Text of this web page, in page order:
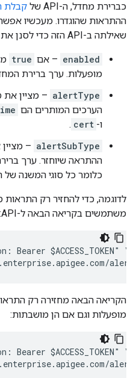
כברירת מחדל, ה-API של קבלת
ההתראות שהוגדרו. מעכשיו
שאילתה ב-API הזה כדי לסנן את התוצאות:
enabled – אם true
מופעלות. ערך ברירת
alertType – מציין את
הערכים המותרים הם
ו- cert
.
alertSubType
–
ההתראה שיוחזר. ערך
כלומר כל סוגי המשנה של
לדוגמה, כדי להחזיר רק התראות
משתמשים בקריאה הבאה ל-API:
$ACCESS_TOKEN" \
הקריאה הבאה מחזירה רק
מופעלות וגם אם הן מושבתות:
$ACCESS_TOKEN" \